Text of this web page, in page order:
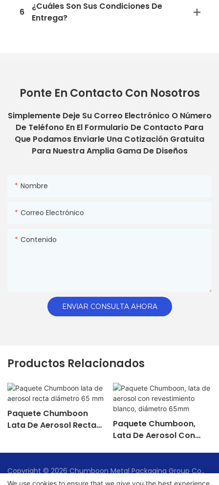
6
¿Cuáles Son Sus Condiciones De
Entrega?
Ponte En Contacto Con Nosotros
Simplemente Deje Su Correo Electrónico O Número
De Teléfono En El Formulario De Contacto Para
Que Podamos Enviarle Una Cotización Gratuita
Para Nuestra Amplia Gama De Diseños
Nombre
Correo Electrónico
Contenido
ENVIAR CONSULTA AHORA
Productos Relacionados
Paquete Chumboon
Lata De Aerosol Recta
Paquete Chumboon,
Lata De Aerosol Con
Copyright © 2026 Chumboon Metal Packaging Group Co.,
We use cookies to ensure that we give you the best experience